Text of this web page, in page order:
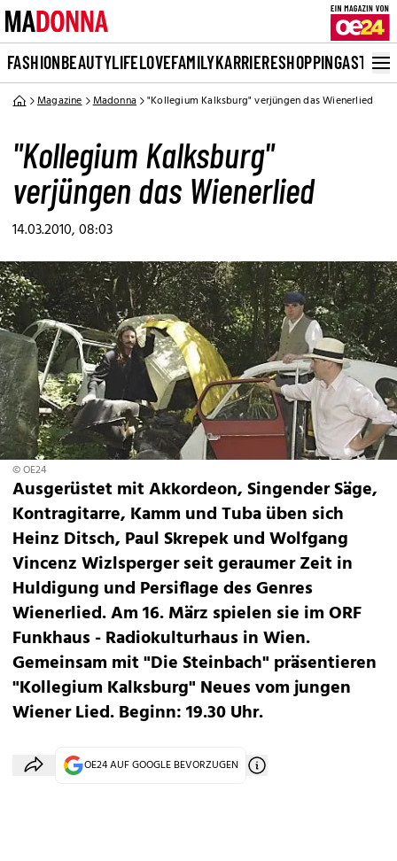
FASHIONBEAUTYLIFELOVEFAMILYKARRIERESHOPPINGASTRO
Magazine Madonna "Kollegium Kalksburg" verjüngen das Wienerlied
"Kollegium Kalksburg"
verjüngen das Wienerlied
14.03.2010, 08:03
© OE24
Ausgerüstet mit Akkordeon, Singender Säge,
Kontragitarre, Kamm und Tuba üben sich
Heinz Ditsch, Paul Skrepek und Wolfgang
Vincenz Wizlsperger seit geraumer Zeit in
Huldigung und Persiflage des Genres
Wienerlied. Am 16. März spielen sie im ORF
Funkhaus - Radiokulturhaus in Wien.
Gemeinsam mit "Die Steinbach" präsentieren
"Kollegium Kalksburg" Neues vom jungen
Wiener Lied. Beginn: 19.30 Uhr.
OE24 AUF GOOGLE BEVORZUGEN